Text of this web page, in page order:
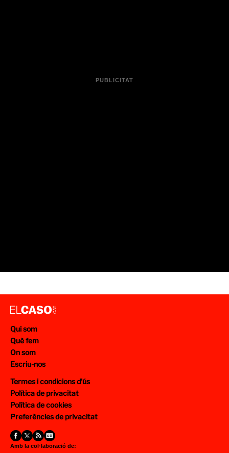
Qui som
Què fem
On som
Escriu-nos
Termes i condicions d’ús
Política de privacitat
Política de cookies
Preferències de privacitat
Amb la col·laboració de: